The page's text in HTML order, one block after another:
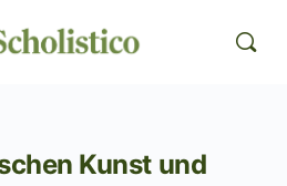
Kunst und